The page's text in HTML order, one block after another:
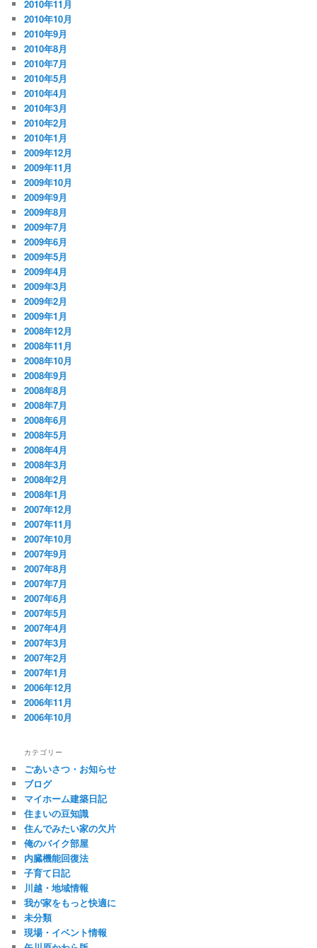
2010年11月
2010年10月
2010年9月
2010年8月
2010年7月
2010年5月
2010年4月
2010年3月
2010年2月
2010年1月
2009年12月
2009年11月
2009年10月
2009年9月
2009年8月
2009年7月
2009年6月
2009年5月
2009年4月
2009年3月
2009年2月
2009年1月
2008年12月
2008年11月
2008年10月
2008年9月
2008年8月
2008年7月
2008年6月
2008年5月
2008年4月
2008年3月
2008年2月
2008年1月
2007年12月
2007年11月
2007年10月
2007年9月
2007年8月
2007年7月
2007年6月
2007年5月
2007年4月
2007年3月
2007年2月
2007年1月
2006年12月
2006年11月
2006年10月
カテゴリー
ごあいさつ・お知らせ
ブログ
マイホーム建築日記
住まいの豆知識
住んでみたい家の欠片
俺のバイク部屋
内臓機能回復法
子育て日記
川越・地域情報
我が家をもっと快適に
未分類
現場・イベント情報